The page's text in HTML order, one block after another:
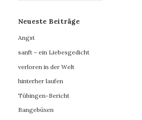
Neueste Beiträge
Angst
sanft – ein Liebesgedicht
verloren in der Welt
hinterher laufen
Tübingen-Bericht
Bangebüxen